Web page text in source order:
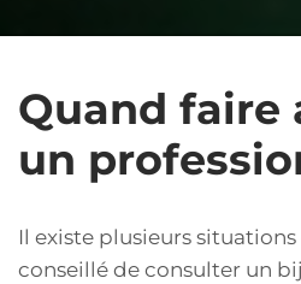
Quand faire
un
Il existe plusieurs
conseillé de consulter un